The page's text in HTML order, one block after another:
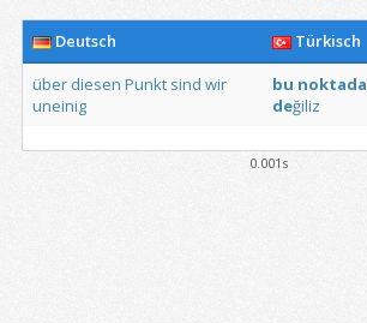
Deutsch
Türkisch
über diesen Punkt sind wir
uneinig
bu noktada
değiliz
0.001s